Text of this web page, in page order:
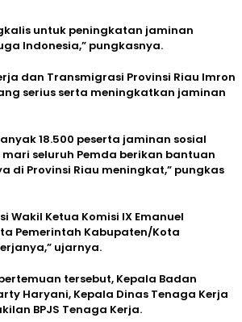
untuk peningkatan jaminan
Indonesia,” pungkasnya.
dan Transmigrasi Provinsi Riau Imron
serius serta meningkatkan jaminan
18.500 peserta jaminan sosial
seluruh Pemda berikan bantuan
di Provinsi Riau meningkat,” pungkas
Ketua Komisi IX Emanuel
Pemerintah Kabupaten/Kota
ujarnya.
tersebut, Kepala Badan
Haryani, Kepala Dinas Tenaga Kerja
BPJS Tenaga Kerja.